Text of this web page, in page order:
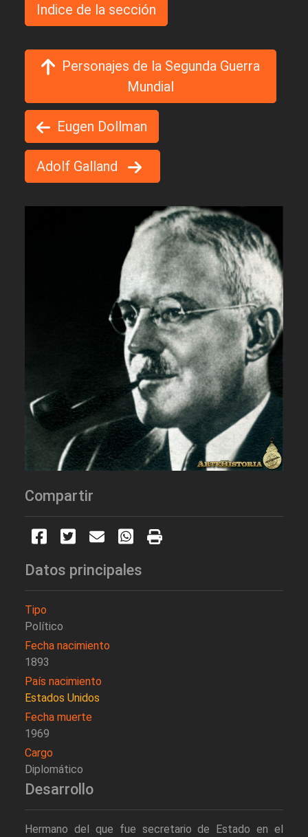
Indice de la sección
Personajes de la Segunda Guerra
Mundial
Eugen Dollman
Adolf Galland
Compartir
Datos principales
Tipo
Político
Fecha nacimiento
1893
País nacimiento
Estados Unidos
Fecha muerte
1969
Cargo
Diplomático
Desarrollo
Hermano del que fue secretario de Estado en el